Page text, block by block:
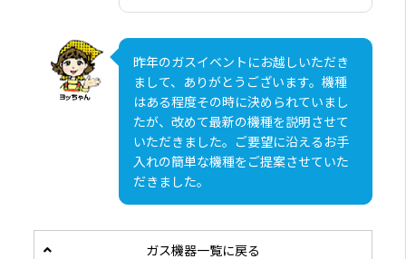
昨年のガスイベントにお越しいただき
まして、ありがとうございます。機種
はある程度その時に決められていまし
たが、改めて最新の機種を説明させて
いただきました。ご要望に沿えるお手
入れの簡単な機種をご提案させていた
だきました。
ガス機器一覧に戻る